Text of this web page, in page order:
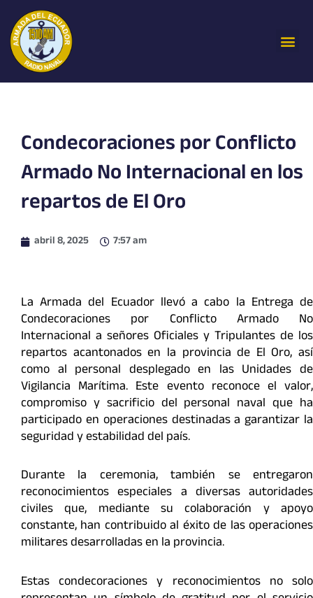
contenido
Condecoraciones por Conflicto
Armado No Internacional en los
repartos de El Oro
abril 8, 2025 7:57 am
La Armada del Ecuador llevó a cabo la Entrega de
Condecoraciones por Conflicto Armado No
Internacional a señores Oficiales y Tripulantes de los
repartos acantonados en la provincia de El Oro, así
como al personal desplegado en las Unidades de
Vigilancia Marítima. Este evento reconoce el valor,
compromiso y sacrificio del personal naval que ha
participado en operaciones destinadas a garantizar la
seguridad y estabilidad del país.
Durante la ceremonia, también se entregaron
reconocimientos especiales a diversas autoridades
civiles que, mediante su colaboración y apoyo
constante, han contribuido al éxito de las operaciones
militares desarrolladas en la provincia.
Estas condecoraciones y reconocimientos no solo